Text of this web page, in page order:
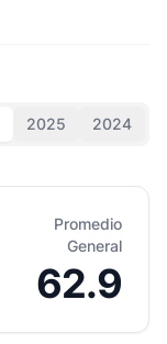
2025 2024
Promedio
General
62.9